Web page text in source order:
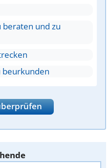
und zu
beurkunden